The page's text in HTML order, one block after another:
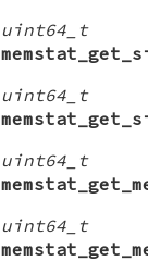
uint64_t
uint64_t
uint64_t
uint64_t